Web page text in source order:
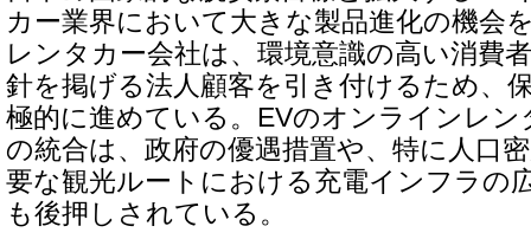
カー業界において大きな製品進化の機会
レンタカー会社は、環境意識の高い消費
針を掲げる法人顧客を引き付けるため、
極的に進めている。EVのオンラインレ
の統合は、政府の優遇措置や、特に人口
要な観光ルートにおける充電インフラの
も後押しされている。